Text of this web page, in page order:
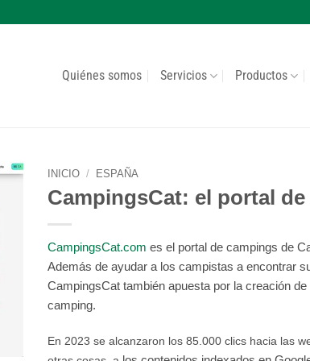
Quiénes somos Servicios Productos
INICIO / ESPAÑA
CampingsCat: el portal
CampingsCat.com es el portal de campings de
Además de ayudar a los campistas a encontrar
CampingsCat también apuesta por la creación
camping.
En 2023 se alcanzaron los 85.000 clics hacia las